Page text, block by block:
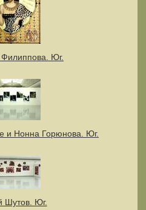
Филиппова. Юг.
и Нонна Горюнова. Юг.
Шутов. Юг.